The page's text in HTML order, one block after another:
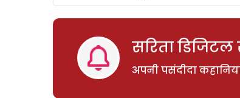
सरिता
अपनी पसंदीदा